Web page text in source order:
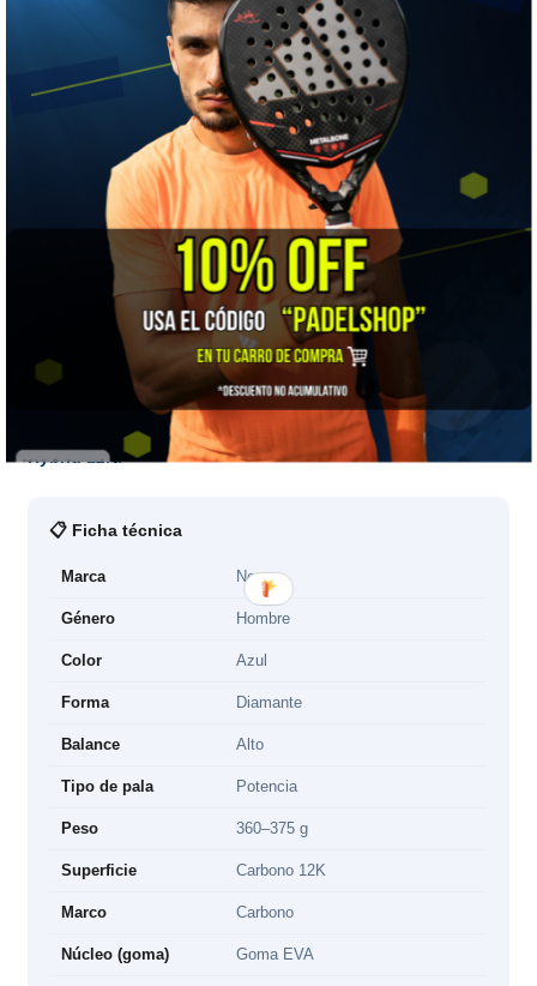
★★★★☆
Ataque explosivo en formato diamante con tacto reactivo y la
manejabilidad de la línea Ventus.
⚠️ A TENER EN CUENTA
Su balance alto orientado al ataque exige técnica y brazo
entrenado.
🎯 ¿Para quién es?
Para atacantes que buscan pegada sin perder velocidad en la
red. La versión de control de la línea es laNox EA10 Ventus
Hybrid 12K.
📋 Ficha técnica
Marca Nox
Género Hombre
Color Azul
Forma Diamante
Balance Alto
Tipo de pala Potencia
Peso 360–375 g
Superficie Carbono 12K
Marco Carbono
Núcleo (goma) Goma EVA